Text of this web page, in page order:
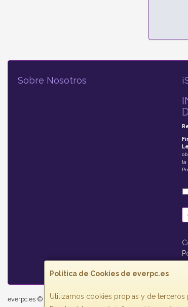
Política de Cookies de everpc.es
Utilizamos cookies propias y de terceros
Sobre Nosotros
la
everpc.es © 2026